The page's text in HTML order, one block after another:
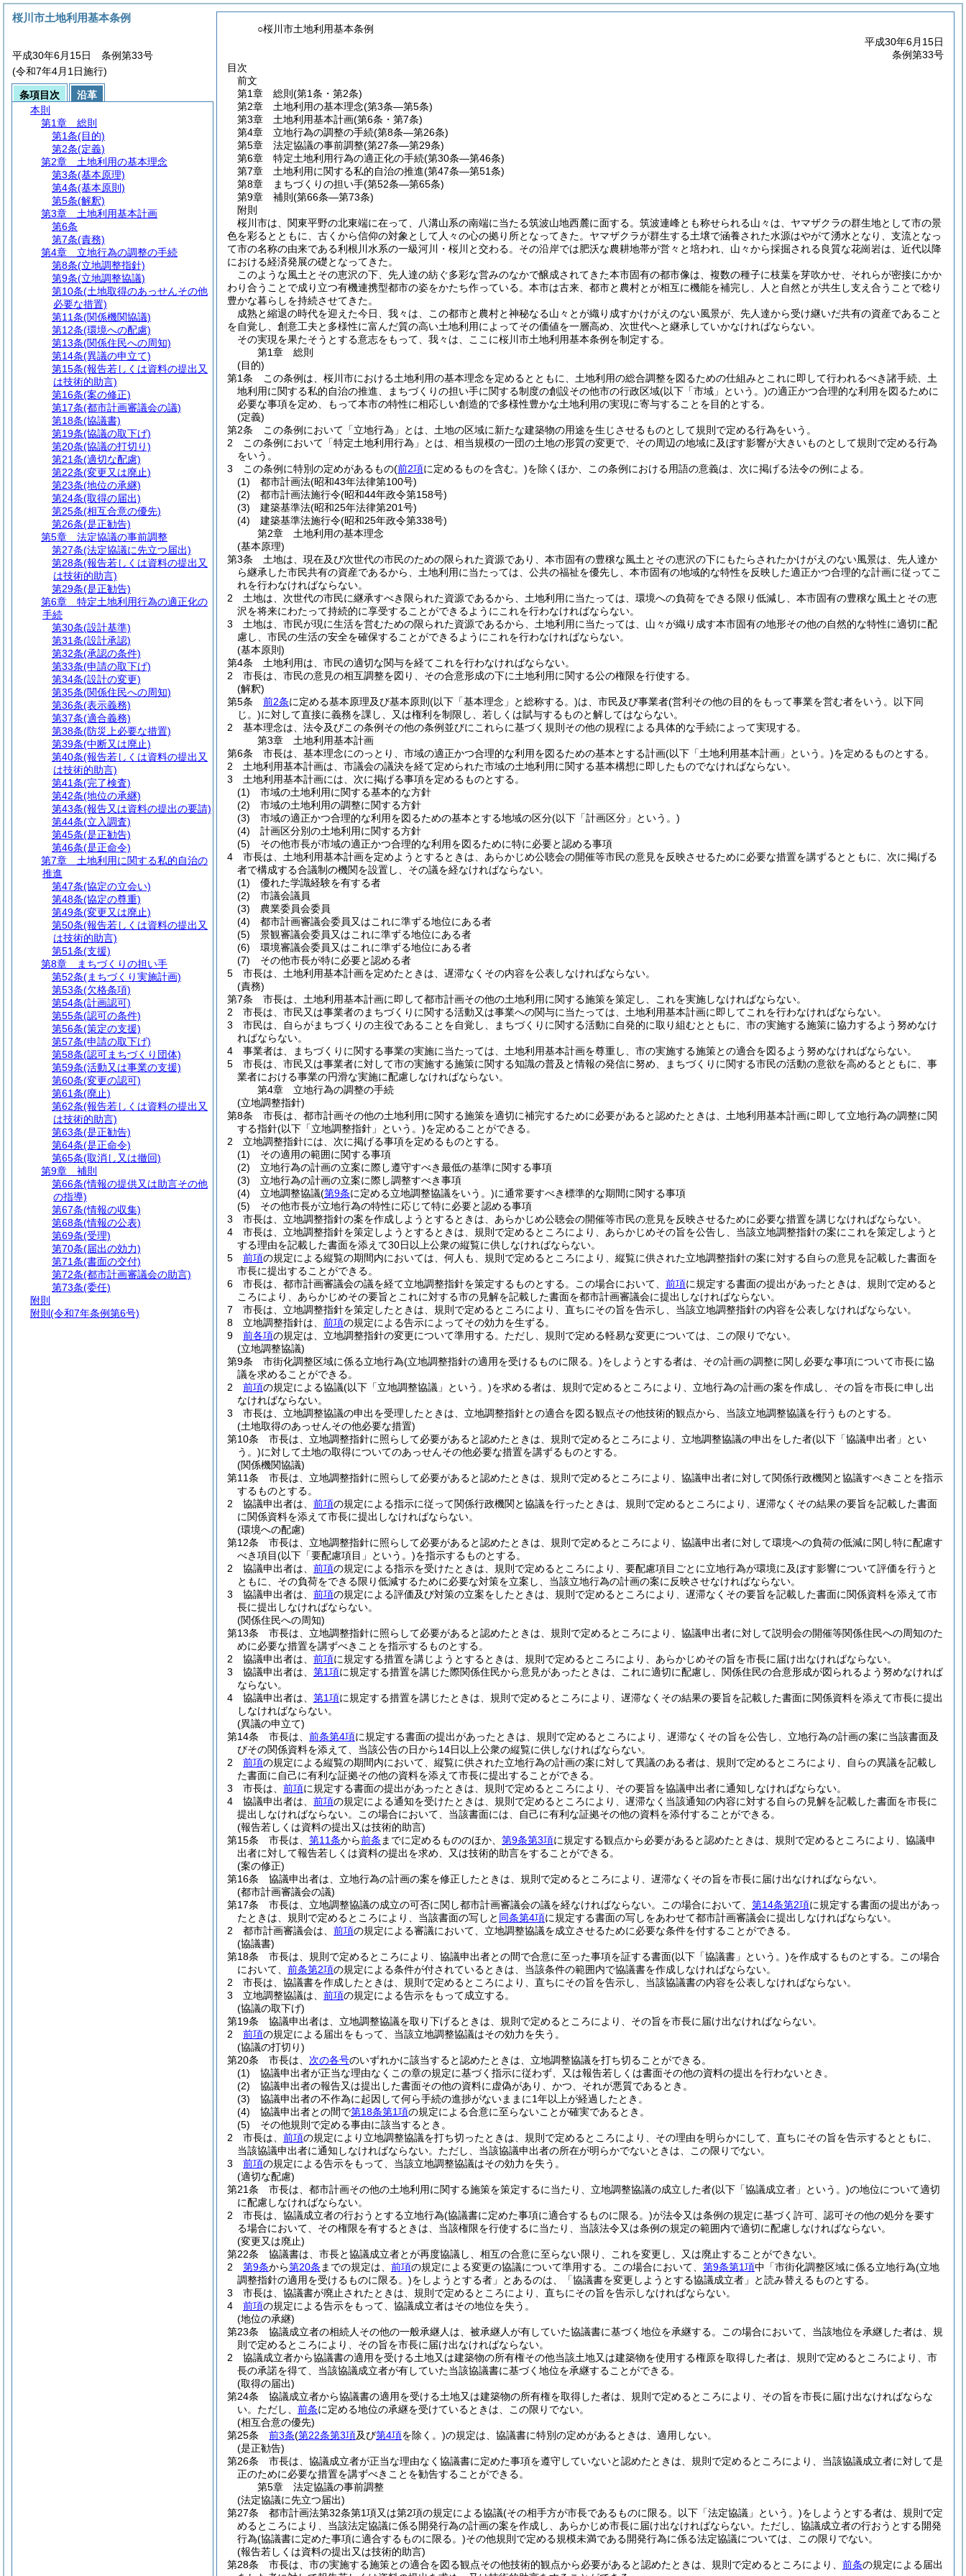
○桜川市土地利用基本条例
平成30年6月15日
条例第33号
目次
前文
第1章
総則 (第1条・第2条)
第2章
土地利用の基本理念(第3条―第5条)
第3章
土地利用基本計画(第6条・第7条)
第4章
立地行為の調整の手続(第8条―第26条)
第5章
法定協議の事前調整(第27条―第29条)
第6章
特定土地利用行為の適正化の手続(第30条―第46条)
第7章
土地利用に関する私的自治の推進(第47条―第51条)
第8章
まちづくりの担い手(第52条―第65条)
第9章
補則 (第66条―第73条)
附則
桜川市は、関東平野の北東端に在って、八溝山系の南端に当たる筑波山地西麓に面する。筑波連峰とも称せられる山々は、ヤマザクラの群生地として市の景
色を彩るとともに、古くから信仰の対象として人々の心の拠り所となってきた。ヤマザクラが群生する土壌で涵養された水源はやがて湧水となり、支流となっ
て市の名称の由来である利根川水系の一級河川・桜川と交わる。その沿岸では肥沃な農耕地帯が営々と培われ、山々から採掘される良質な花崗岩は、近代以降
における経済発展の礎となってきた。
このような風土とその恵沢の下、先人達の紡ぐ多彩な営みのなかで醸成されてきた本市固有の都市像は、複数の種子に枝葉を芽吹かせ、それらが密接にかか
わり合うことで成り立つ有機連携型都市の姿をかたち作っている。本市は古来、都市と農村とが相互に機能を補完し、人と自然とが共生し支え合うことで稔り
豊かな暮らしを持続させてきた。
成熟と縮退の時代を迎えた今日、我々は、この都市と農村と神秘なる山々とが織り成すかけがえのない風景が、先人達から受け継いだ共有の資産であること
を自覚し、創意工夫と多様性に富んだ質の高い土地利用によってその価値を一層高め、次世代へと継承していかなければならない。
その実現を果たそうとする意志をもって、我々は、ここに桜川市土地利用基本条例を制定する。
第1章
総則
(目的)
第1条
この条例は、桜川市における土地利用の基本理念を定めるとともに、土地利用の総合調整を図るための仕組みとこれに即して行われるべき諸手続、土
地利用に関する私的自治の推進、まちづくりの担い手に関する制度の創設その他市の行政区域(以下「市域」という。)の適正かつ合理的な利用を図るために
必要な事項を定め、もって本市の特性に相応しい創造的で多様性豊かな土地利用の実現に寄与することを目的とする。
(定義)
第2条
この条例において「立地行為」とは、土地の区域に新たな建築物の用途を生じさせるものとして規則で定める行為をいう。
2
この条例において「特定土地利用行為」とは、相当規模の一団の土地の形質の変更で、その周辺の地域に及ぼす影響が大きいものとして規則で定める行為
をいう。
3
この条例に特別の定めがあるもの(前2項に定めるものを含む。)を除くほか、この条例における用語の意義は、次に掲げる法令の例による。
(1)
都市計画法(昭和43年法律第100号)
(2)
都市計画法施行令(昭和44年政令第158号)
(3)
建築基準法(昭和25年法律第201号)
(4)
建築基準法施行令(昭和25年政令第338号)
第2章
土地利用の基本理念
(基本原理)
第3条
土地は、現在及び次世代の市民のための限られた資源であり、本市固有の豊穣な風土とその恵沢の下にもたらされたかけがえのない風景は、先人達か
ら継承した市民共有の資産であるから、土地利用に当たっては、公共の福祉を優先し、本市固有の地域的な特性を反映した適正かつ合理的な計画に従ってこ
れを行わなければならない。
2
土地は、次世代の市民に継承すべき限られた資源であるから、土地利用に当たっては、環境への負荷をできる限り低減し、本市固有の豊穣な風土とその恵
沢を将来にわたって持続的に享受することができるようにこれを行わなければならない。
3
土地は、市民が現に生活を営むための限られた資源であるから、土地利用に当たっては、山々が織り成す本市固有の地形その他の自然的な特性に適切に配
慮し、市民の生活の安全を確保することができるようにこれを行わなければならない。
(基本原則)
第4条
土地利用は、市民の適切な関与を経てこれを行わなければならない。
2
市長は、市民の意見の相互調整を図り、その合意形成の下に土地利用に関する公の権限を行使する。
(解釈)
第5条
前2条に定める基本原理及び基本原則 (以下「基本理念」と総称する。)は、市民及び事業者(営利その他の目的をもって事業を営む者をいう。以下同
じ。)に対して直接に義務を課し、又は権利を制限し、若しくは賦与するものと解してはならない。
2
基本理念は、法令及びこの条例その他の条例並びにこれらに基づく規則その他の規程による具体的な手続によって実現する。
第3章
土地利用基本計画
第6条
市長は、基本理念にのっとり、市域の適正かつ合理的な利用を図るための基本とする計画(以下「土地利用基本計画」という。)を定めるものとする。
2
土地利用基本計画は、市議会の議決を経て定められた市域の土地利用に関する基本構想に即したものでなければならない。
3
土地利用基本計画には、次に掲げる事項を定めるものとする。
(1)
市域の土地利用に関する基本的な方針
(2)
市域の土地利用の調整に関する方針
(3)
市域の適正かつ合理的な利用を図るための基本とする地域の区分(以下「計画区分」という。)
(4)
計画区分別の土地利用に関する方針
(5)
その他市長が市域の適正かつ合理的な利用を図るために特に必要と認める事項
4
市長は、土地利用基本計画を定めようとするときは、あらかじめ公聴会の開催等市民の意見を反映させるために必要な措置を講ずるとともに、次に掲げる
者で構成する合議制の機関を設置し、その議を経なければならない。
(1)
優れた学識経験を有する者
(2)
市議会議員
(3)
農業委員会委員
(4)
都市計画審議会委員又はこれに準ずる地位にある者
(5)
景観審議会委員又はこれに準ずる地位にある者
(6)
環境審議会委員又はこれに準ずる地位にある者
(7)
その他市長が特に必要と認める者
5
市長は、土地利用基本計画を定めたときは、遅滞なくその内容を公表しなければならない。
(責務)
第7条
市長は、土地利用基本計画に即して都市計画その他の土地利用に関する施策を策定し、これを実施しなければならない。
2
市長は、市民又は事業者のまちづくりに関する活動又は事業への関与に当たっては、土地利用基本計画に即してこれを行わなければならない。
3
市民は、自らがまちづくりの主役であることを自覚し、まちづくりに関する活動に自発的に取り組むとともに、市の実施する施策に協力するよう努めなけ
ればならない。
4
事業者は、まちづくりに関する事業の実施に当たっては、土地利用基本計画を尊重し、市の実施する施策との適合を図るよう努めなければならない。
5
市長は、市民又は事業者に対して市の実施する施策に関する知識の普及と情報の発信に努め、まちづくりに関する市民の活動の意欲を高めるとともに、事
業者における事業の円滑な実施に配慮しなければならない。
第4章
立地行為の調整の手続
(立地調整指針)
第8条
市長は、都市計画その他の土地利用に関する施策を適切に補完するために必要があると認めたときは、土地利用基本計画に即して立地行為の調整に関
する指針(以下「立地調整指針」という。)を定めることができる。
2
立地調整指針には、次に掲げる事項を定めるものとする。
(1)
その適用の範囲に関する事項
(2)
立地行為の計画の立案に際し遵守すべき最低の基準に関する事項
(3)
立地行為の計画の立案に際し調整すべき事項
(4)
立地調整協議(第9条に定める立地調整協議をいう。)に通常要すべき標準的な期間に関する事項
(5)
その他市長が立地行為の特性に応じて特に必要と認める事項
3
市長は、立地調整指針の案を作成しようとするときは、あらかじめ公聴会の開催等市民の意見を反映させるために必要な措置を講じなければならない。
4
市長は、立地調整指針を策定しようとするときは、規則で定めるところにより、あらかじめその旨を公告し、当該立地調整指針の案にこれを策定しようと
する理由を記載した書面を添えて30日以上公衆の縦覧に供しなければならない。
5
前項の規定による縦覧の期間内においては、何人も、規則で定めるところにより、縦覧に供された立地調整指針の案に対する自らの意見を記載した書面を
市長に提出することができる。
6
市長は、都市計画審議会の議を経て立地調整指針を策定するものとする。 この場合において、 前項に規定する書面の提出があったときは、規則で定めると
ころにより、あらかじめその要旨とこれに対する市の見解を記載した書面を都市計画審議会に提出しなければならない。
7
市長は、立地調整指針を策定したときは、規則で定めるところにより、直ちにその旨を告示し、当該立地調整指針の内容を公表しなければならない。
8
立地調整指針は、 前項の規定による告示によってその効力を生ずる。
9
前各項の規定は、立地調整指針の変更について準用する。 ただし、規則で定める軽易な変更については、この限りでない。
(立地調整協議)
第9条
市街化調整区域に係る立地行為(立地調整指針の適用を受けるものに限る。)をしようとする者は、その計画の調整に関し必要な事項について市長に協
議を求めることができる。
2
前項の規定による協議(以下「立地調整協議」という。)を求める者は、規則で定めるところにより、立地行為の計画の案を作成し、その旨を市長に申し出
なければならない。
3
市長は、立地調整協議の申出を受理したときは、立地調整指針との適合を図る観点その他技術的観点から、当該立地調整協議を行うものとする。
(土地取得のあっせんその他必要な措置)
第10条
市長は、立地調整指針に照らして必要があると認めたときは、規則で定めるところにより、立地調整協議の申出をした者(以下「協議申出者」とい
う。)に対して土地の取得についてのあっせんその他必要な措置を講ずるものとする。
(関係機関協議)
第11条
市長は、立地調整指針に照らして必要があると認めたときは、規則で定めるところにより、協議申出者に対して関係行政機関と協議すべきことを指示
するものとする。
2
協議申出者は、 前項の規定による指示に従って関係行政機関と協議を行ったときは、規則で定めるところにより、遅滞なくその結果の要旨を記載した書面
に関係資料を添えて市長に提出しなければならない。
(環境への配慮)
第12条
市長は、立地調整指針に照らして必要があると認めたときは、規則で定めるところにより、協議申出者に対して環境への負荷の低減に関し特に配慮す
べき項目(以下「要配慮項目」という。)を指示するものとする。
2
協議申出者は、 前項の規定による指示を受けたときは、規則で定めるところにより、要配慮項目ごとに立地行為が環境に及ぼす影響について評価を行うと
ともに、その負荷をできる限り低減するために必要な対策を立案し、当該立地行為の計画の案に反映させなければならない。
3
協議申出者は、 前項の規定による評価及び対策の立案をしたときは、規則で定めるところにより、遅滞なくその要旨を記載した書面に関係資料を添えて市
長に提出しなければならない。
(関係住民への周知)
第13条
市長は、立地調整指針に照らして必要があると認めたときは、規則で定めるところにより、協議申出者に対して説明会の開催等関係住民への周知のた
めに必要な措置を講ずべきことを指示するものとする。
2
協議申出者は、 前項に規定する措置を講じようとするときは、規則で定めるところにより、あらかじめその旨を市長に届け出なければならない。
3
協議申出者は、 第1項に規定する措置を講じた際関係住民から意見があったときは、これに適切に配慮し、関係住民の合意形成が図られるよう努めなければ
ならない。
4
協議申出者は、 第1項に規定する措置を講じたときは、規則で定めるところにより、遅滞なくその結果の要旨を記載した書面に関係資料を添えて市長に提出
しなければならない。
(異議の申立て)
第14条
市長は、 前条第4項に規定する書面の提出があったときは、規則で定めるところにより、遅滞なくその旨を公告し、立地行為の計画の案に当該書面及
びその関係資料を添えて、当該公告の日から14日以上公衆の縦覧に供しなければならない。
2
前項の規定による縦覧の期間内において、縦覧に供された立地行為の計画の案に対して異議のある者は、規則で定めるところにより、自らの異議を記載し
た書面に自己に有利な証拠その他の資料を添えて市長に提出することができる。
3
市長は、 前項に規定する書面の提出があったときは、規則で定めるところにより、その要旨を協議申出者に通知しなければならない。
4
協議申出者は、 前項の規定による通知を受けたときは、規則で定めるところにより、遅滞なく当該通知の内容に対する自らの見解を記載した書面を市長に
提出しなければならない。
この場合において、当該書面には、自己に有利な証拠その他の資料を添付することができる。
(報告若しくは資料の提出又は技術的助言)
第15条
市長は、 第11条から前条 までに定めるもののほか、 第9条第3項に規定する観点から必要があると認めたときは、規則で定めるところにより、協議申
出者に対して報告若しくは資料の提出を求め、又は技術的助言をすることができる。
(案の修正)
第16条
協議申出者は、立地行為の計画の案を修正したときは、規則で定めるところにより、遅滞なくその旨を市長に届け出なければならない。
(都市計画審議会の議)
第17条
市長は、立地調整協議の成立の可否に関し都市計画審議会の議を経なければならない。 この場合において、 第14条第2項に規定する書面の提出があっ
たときは、規則で定めるところにより、当該書面の写しと 同条第4項に規定する書面の写しをあわせて都市計画審議会に提出しなければならない。
2
都市計画審議会は、 前項の規定による審議において、立地調整協議を成立させるために必要な条件を付することができる。
(協議書)
第18条
市長は、規則で定めるところにより、協議申出者との間で合意に至った事項を証する書面(以下「協議書」という。)を作成するものとする。
この場合
において、 前条第2項の規定による条件が付されているときは、当該条件の範囲内で協議書を作成しなければならない。
2
市長は、協議書を作成したときは、規則で定めるところにより、直ちにその旨を告示し、当該協議書の内容を公表しなければならない。
3
立地調整協議は、 前項の規定による告示をもって成立する。
(協議の取下げ)
第19条
協議申出者は、立地調整協議を取り下げるときは、規則で定めるところにより、その旨を市長に届け出なければならない。
2
前項の規定による届出をもって、当該立地調整協議はその効力を失う。
(協議の打切り)
第20条
市長は、 次の各号のいずれかに該当すると認めたときは、立地調整協議を打ち切ることができる。
(1)
協議申出者が正当な理由なくこの章の規定に基づく指示に従わず、又は報告若しくは書面その他の資料の提出を行わないとき。
(2)
協議申出者の報告又は提出した書面その他の資料に虚偽があり、かつ、それが悪質であるとき。
(3)
協議申出者の不作為に起因して何ら手続の進捗がないままに1年以上が経過したとき。
(4)
協議申出者との間で第18条第1項の規定による合意に至らないことが確実であるとき。
(5)
その他規則で定める事由に該当するとき。
2
市長は、 前項の規定により立地調整協議を打ち切ったときは、規則で定めるところにより、その理由を明らかにして、直ちにその旨を告示するとともに、
当該協議申出者に通知しなければならない。 ただし、当該協議申出者の所在が明らかでないときは、この限りでない。
3
前項の規定による告示をもって、当該立地調整協議はその効力を失う。
(適切な配慮)
第21条
市長は、都市計画その他の土地利用に関する施策を策定するに当たり、立地調整協議の成立した者(以下「協議成立者」という。)の地位について適切
に配慮しなければならない。
2
市長は、協議成立者の行おうとする立地行為(協議書に定めた事項に適合するものに限る。)が法令又は条例の規定に基づく許可、認可その他の処分を要す
る場合において、その権限を有するときは、当該権限を行使するに当たり、当該法令又は条例の規定の範囲内で適切に配慮しなければならない。
(変更又は廃止)
第22条
協議書は、市長と協議成立者とが再度協議し、相互の合意に至らない限り、これを変更し、又は廃止することができない。
2
第9条から第20条 までの規定は、 前項の規定による変更の協議について準用する。 この場合において、 第9条第1項中「市街化調整区域に係る立地行為(立地
調整指針の適用を受けるものに限る。)をしようとする者」とあるのは、「協議書を変更しようとする協議成立者」と読み替えるものとする。
3
市長は、協議書が廃止されたときは、規則で定めるところにより、直ちにその旨を告示しなければならない。
4
前項の規定による告示をもって、協議成立者はその地位を失う。
(地位の承継)
第23条
協議成立者の相続人その他の一般承継人は、被承継人が有していた協議書に基づく地位を承継する。
この場合において、当該地位を承継した者は、規
則で定めるところにより、その旨を市長に届け出なければならない。
2
協議成立者から協議書の適用を受ける土地又は建築物の所有権その他当該土地又は建築物を使用する権原を取得した者は、規則で定めるところにより、市
長の承諾を得て、当該協議成立者が有していた当該協議書に基づく地位を承継することができる。
(取得の届出)
第24条
協議成立者から協議書の適用を受ける土地又は建築物の所有権を取得した者は、規則で定めるところにより、その旨を市長に届け出なければならな
い。 ただし、 前条に定める地位の承継を受けているときは、この限りでない。
(相互合意の優先)
第25条
前3条(第22条第3項及び第4項を除く。)の規定は、協議書に特別の定めがあるときは、適用しない。
(是正勧告)
第26条
市長は、協議成立者が正当な理由なく協議書に定めた事項を遵守していないと認めたときは、規則で定めるところにより、当該協議成立者に対して是
正のために必要な措置を講ずべきことを勧告することができる。
第5章
法定協議の事前調整
(法定協議に先立つ届出)
第27条
都市計画法第32条第1項又は第2項の規定による協議(その相手方が市長であるものに限る。以下「法定協議」という。)をしようとする者は、規則で定
めるところにより、当該法定協議に係る開発行為の計画の案を作成し、あらかじめ市長に届け出なければならない。 ただし、協議成立者の行おうとする開発
行為(協議書に定めた事項に適合するものに限る。)その他規則で定める規模未満である開発行為に係る法定協議については、この限りでない。
(報告若しくは資料の提出又は技術的助言)
第28条
市長は、市の実施する施策との適合を図る観点その他技術的観点から必要があると認めたときは、規則で定めるところにより、 前条の規定による届出
桜川市土地利用基本条例
平成30年6月15日 条例第33号
(令和7年4月1日施行)
条項目次
沿革
本則
第1章
総則
第1条(目的)
第2条(定義)
第2章
土地利用の基本理念
第3条(基本原理)
第4条(基本原則)
第5条(解釈)
第3章
土地利用基本計画
第6条
第7条(責務)
第4章
立地行為の調整の手続
第8条(立地調整指針)
第9条(立地調整協議)
第10条(土地取得のあっせんその他
必要な措置)
第11条(関係機関協議)
第12条(環境への配慮)
第13条(関係住民への周知)
第14条(異議の申立て)
第15条(報告若しくは資料の提出又
は技術的助言)
第16条(案の修正)
第17条(都市計画審議会の議)
第18条(協議書)
第19条(協議の取下げ)
第20条(協議の打切り)
第21条(適切な配慮)
第22条(変更又は廃止)
第23条(地位の承継)
第24条(取得の届出)
第25条(相互合意の優先)
第26条(是正勧告)
第5章
法定協議の事前調整
第27条(法定協議に先立つ届出)
第28条(報告若しくは資料の提出又
は技術的助言)
第29条(是正勧告)
第6章
特定土地利用行為の適正化の
手続
第30条(設計基準)
第31条(設計承認)
第32条(承認の条件)
第33条(申請の取下げ)
第34条(設計の変更)
第35条(関係住民への周知)
第36条(表示義務)
第37条(適合義務)
第38条(防災上必要な措置)
第39条(中断又は廃止)
第40条(報告若しくは資料の提出又
は技術的助言)
第41条(完了検査)
第42条(地位の承継)
第43条(報告又は資料の提出の要請)
第44条(立入調査)
第45条(是正勧告)
第46条(是正命令)
第7章
土地利用に関する私的自治の
推進
第47条(協定の立会い)
第48条(協定の尊重)
第49条(変更又は廃止)
第50条(報告若しくは資料の提出又
は技術的助言)
第51条(支援)
第8章
まちづくりの担い手
第52条(まちづくり実施計画)
第53条(欠格条項)
第54条(計画認可)
第55条(認可の条件)
第56条(策定の支援)
第57条(申請の取下げ)
第58条(認可まちづくり団体)
第59条(活動又は事業の支援)
第60条(変更の認可)
第61条(廃止)
第62条(報告若しくは資料の提出又
は技術的助言)
第63条(是正勧告)
第64条(是正命令)
第65条(取消し又は撤回)
第9章
補則
第66条(情報の提供又は助言その他
の指導)
第67条(情報の収集)
第68条(情報の公表)
第69条(受理)
第70条(届出の効力)
第71条(書面の交付)
第72条(都市計画審議会の助言)
第73条(委任)
附則
附則 (令和7年条例第6号)